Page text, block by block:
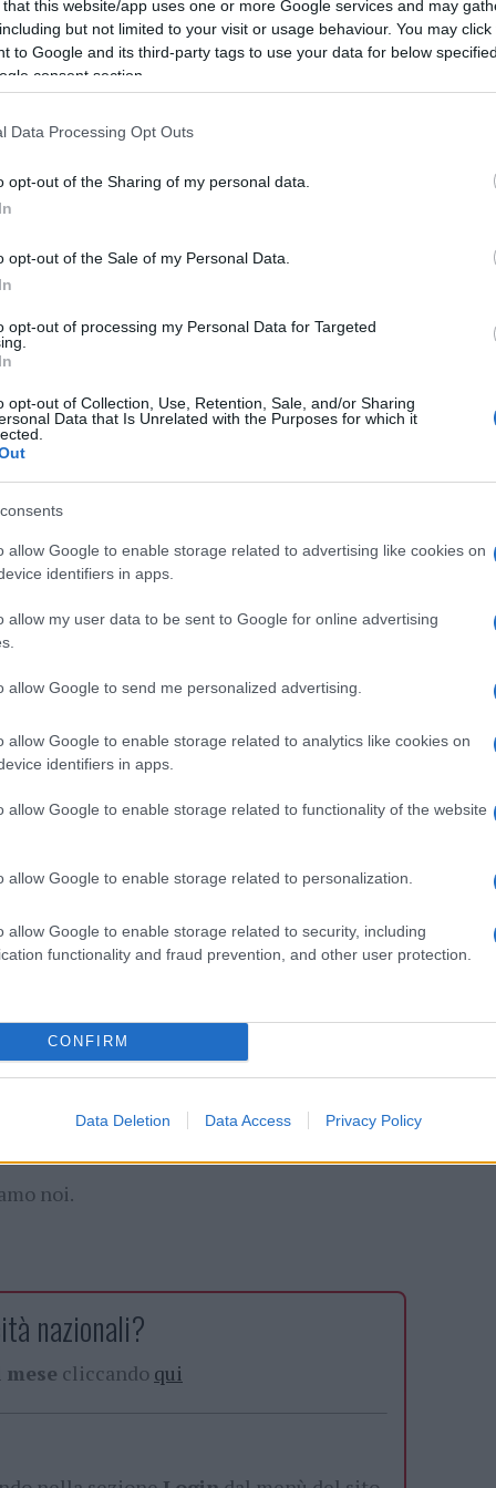
that this website/app uses one or more Google services and may
but not limited to your visit or usage behaviour. You may
to Google and its third-party tags to use your data for below
consent section.
Data Processing Opt Outs
opt-out of the Sharing of my personal data.
opt-out of the Sale of my Personal Data.
opt-out of processing my Personal Data for Targeted
opt-out of Collection, Use, Retention, Sale, and/or Sharing
Data that Is Unrelated with the Purposes for which it
allow Google to enable storage related to advertising like cookies on
identifiers in apps.
allow my user data to be sent to Google for online advertising
allow Google to send me personalized advertising.
allow Google to enable storage related to analytics like cookies on
identifiers in apps.
allow Google to enable storage related to functionality of the website
allow Google to enable storage related to personalization.
allow Google to enable storage related to security, including
functionality and fraud prevention, and other user protection.
CONFIRM
Data Deletion Data Access Privacy Policy
È quel momento in cui ti ritrovi a
altre donne come te. Cuffie nelle
passi che diventano ballo. Tra risate,
di sentirsi parte di qualcosa.
non solo al benessere delle proprie
tante iniziative solidali a sostegno
di sostenere una realtà locale, l’
OLBIA PAOLO SECCHI
la T-shirt fucsia ufficiale e il
contate e ogni anno finiscono prima del
ma per assicurarci che nessuna resti a
messaggio WhatsApp al 339 135 2472
𝗥𝗨𝗡 𝗟𝗜𝗞𝗘 𝗔 𝗗𝗔𝗡𝗖𝗘𝗥
noi.
nazionali?
cliccando qui